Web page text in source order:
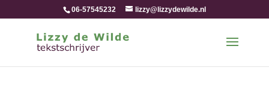
06-57545232 lizzy@lizzydewilde.nl